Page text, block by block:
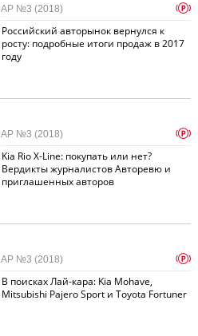
Российский авторынок вернулся к
росту: подробные итоги продаж в 2017
году
АР №3 (2018) p
Kia Rio X-Line: покупать или нет?
Вердикты журналистов Авторевю и
приглашенных авторов
АР №3 (2018) p
В поисках Лай-кара: Kia Mohave,
Mitsubishi Pajero Sport и Toyota Fortuner
АР №3 (2018) p